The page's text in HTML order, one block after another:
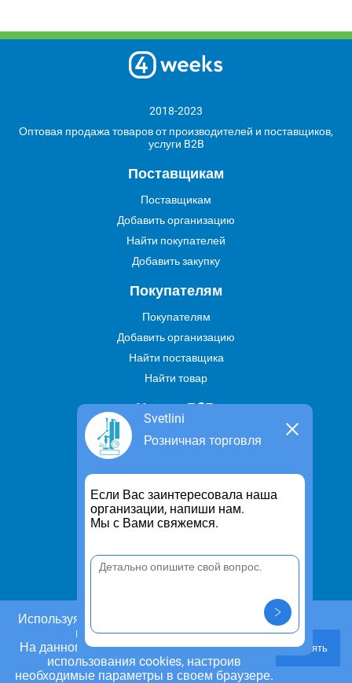
Svetlini
Розничная торговля
Если Вас заинтересовала наша
организации, напиши нам.
Мы с Вами свяжемся.
Используя этот сайт, Вы даете согласие на
использование cookies.
На данном этапе Вы можете отказаться от
использования cookies, настроив
необходимые параметры в своем браузере.
Принять
2018-2023
Оптовая продажа товаров от производителей и поставщиков,
услуги B2B
Поставщикам
Поставщикам
Добавить организацию
Найти покупателей
Добавить закупку
Покупателям
Покупателям
Добавить организацию
Найти поставщика
Найти товар
Услуги В2В
Найти услугу
Предложить свою услугу
Дропшиппинг
Транспортные услуги
Информация
Политика конфиденциальности
Контакты